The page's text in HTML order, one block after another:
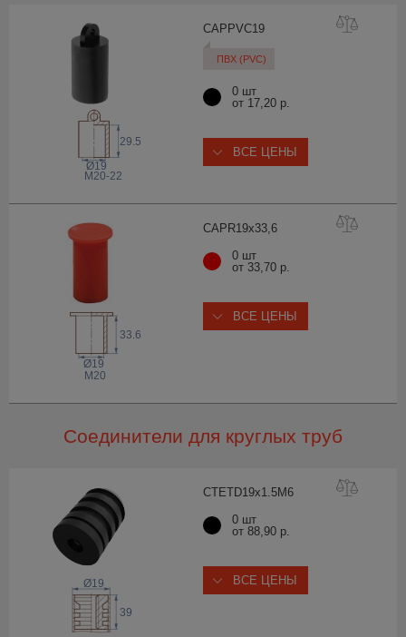
CAPPVC19
ПВХ (PVC)
29.5
Ø19
M20-22
0 шт
от 17,20 р.
ВСЕ ЦЕНЫ
CAPR19x33,6
33.6
Ø19
M20
0 шт
от 33,70 р.
ВСЕ ЦЕНЫ
Соединители для круглых труб
CTETD19x1.5M6
39
Ø19
0 шт
от 88,90 р.
ВСЕ ЦЕНЫ